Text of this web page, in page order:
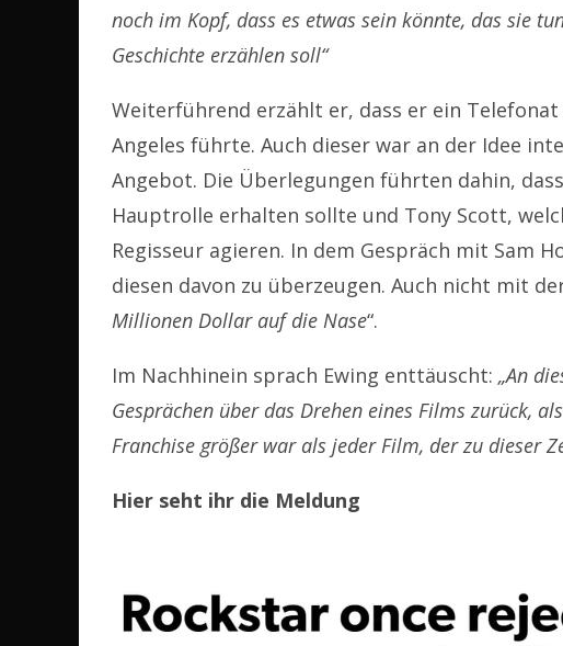
noch im Kopf, dass es etwas sein könnte, das sie
Geschichte erzählen soll“
Weiterführend erzählt er, dass er ein
Angeles führte. Auch dieser war an der Idee
Angebot. Die Überlegungen führten dahin,
Hauptrolle erhalten sollte und Tony Scott,
Regisseur agieren. In dem Gespräch mit Sam
diesen davon zu überzeugen. Auch nicht mit
Millionen Dollar auf die Nase“.
Im Nachhinein sprach Ewing enttäuscht: „An
Gesprächen über das Drehen eines Films zurück,
Franchise größer war als jeder Film, der zu dieser
Hier seht ihr die Meldung